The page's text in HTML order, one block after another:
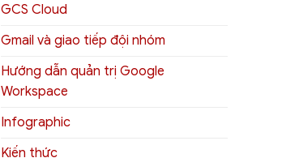
GCS Cloud
Gmail và giao tiếp đội nhóm
Hướng dẫn quản trị Google
Workspace
Infographic
Kiến thức